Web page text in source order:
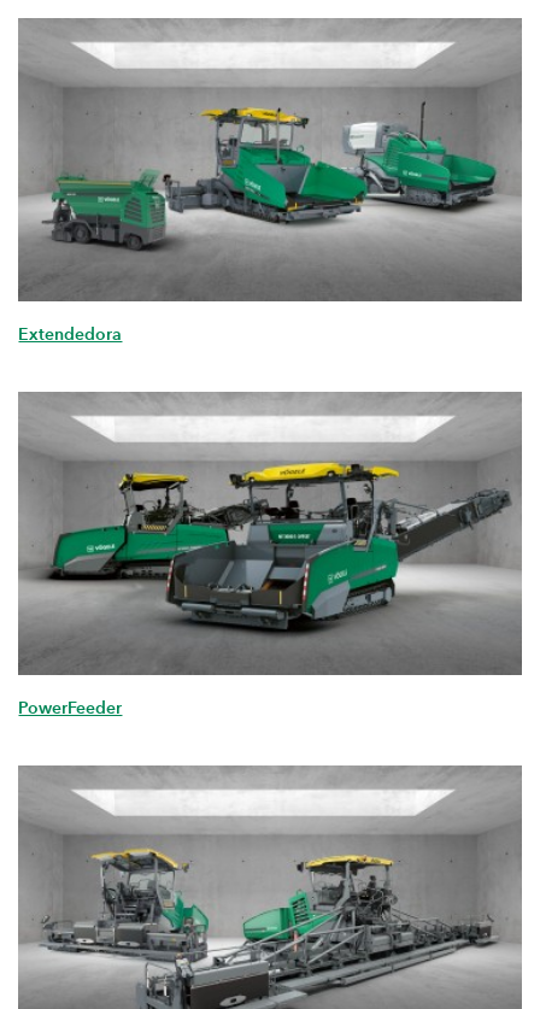
Extendedora
PowerFeeder